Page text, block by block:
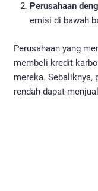
Perusahaan
emisi di bawah
Perusahaan yang
membeli kredit
mereka.
rendah dapat